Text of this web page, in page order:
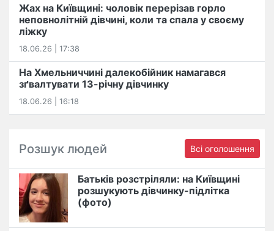
Жах на Київщині: чоловік перерізав горло
неповнолітній дівчині, коли та спала у своєму
ліжку
18.06.26 | 17:38
На Хмельниччині далекобійник намагався
зґвалтувати 13-річну дівчинку
18.06.26 | 16:18
Розшук людей Всі оголошення
Батьків розстріляли: на Київщині
розшукують дівчинку-підлітка
(фото)